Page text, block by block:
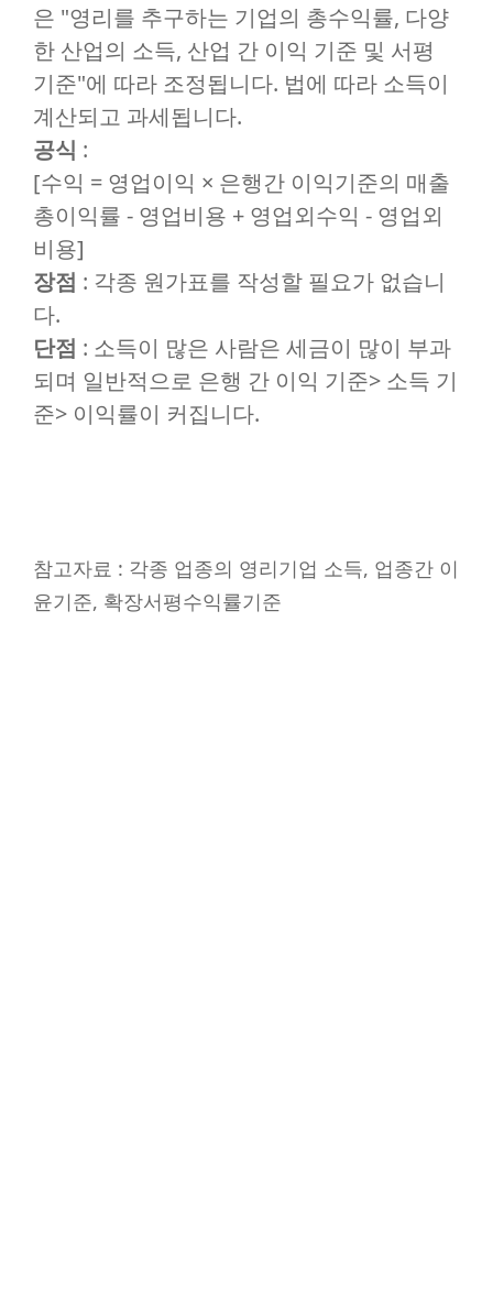
은 "영리를 추구하는 기업의 총수익률, 다양
한 산업의 소득, 산업 간 이익 기준 및 서평
기준"에 따라 조정됩니다. 법에 따라 소득이
계산되고 과세됩니다.
공식 :
[수익 = 영업이익 × 은행간 이익기준의 매출
총이익률 - 영업비용 + 영업외수익 - 영업외
비용]
장점 : 각종 원가표를 작성할 필요가 없습니
다.
단점 : 소득이 많은 사람은 세금이 많이 부과
되며 일반적으로 은행 간 이익 기준> 소득 기
준> 이익률이 커집니다.
참고자료 : 각종 업종의 영리기업 소득, 업종간 이
윤기준, 확장서평수익률기준